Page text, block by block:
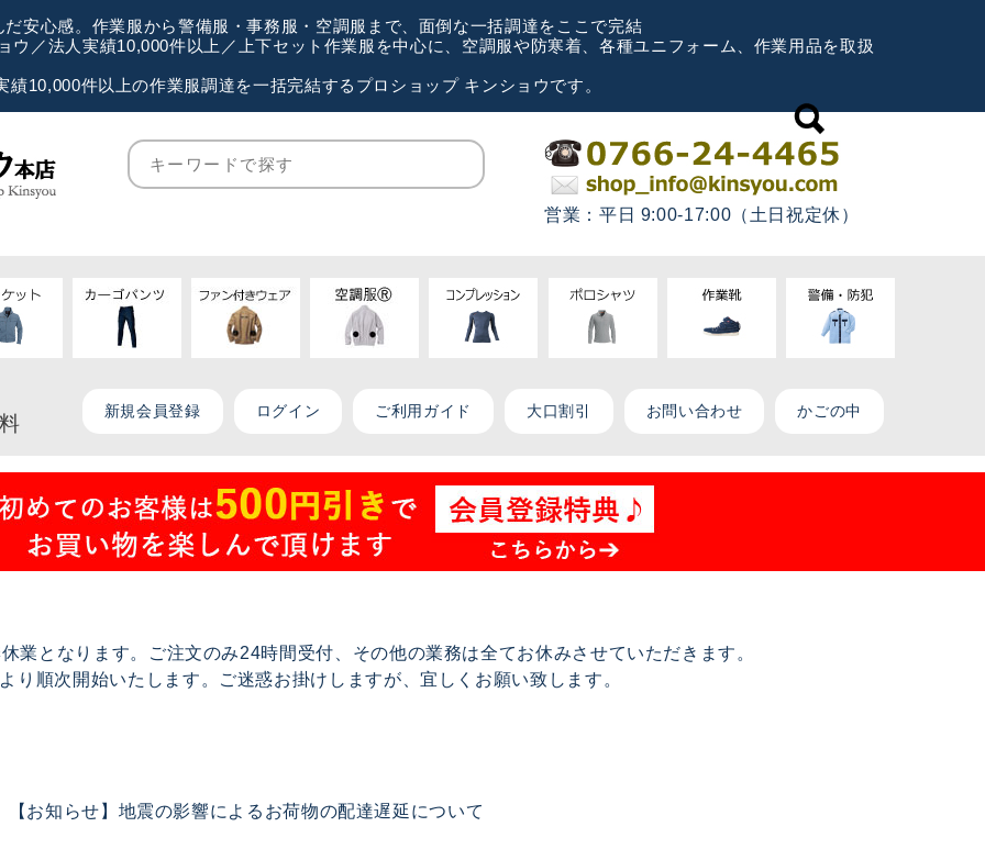
安心感。作業服から警備服・事務服・空調服まで、面倒な一括調達をここで完結
ウ／法人実績10,000件以上／上下セット作業服を中心に、空調服や防寒着、各種ユニフォーム、作業用品を取扱
績10,000件以上の作業服調達を一括完結するプロショップ キンショウです。
営業：平日 9:00-17:00（土日祝定休）
新規会員登録 ログイン ご利用ガイド 大口割引 お問い合わせ かごの中
業となります。ご注文のみ24時間受付、その他の業務は全てお休みさせていただきます。
り順次開始いたします。ご迷惑お掛けしますが、宜しくお願い致します。
【お知らせ】地震の影響によるお荷物の配達遅延について